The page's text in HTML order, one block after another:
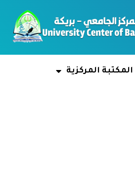
المكتبة المركزية